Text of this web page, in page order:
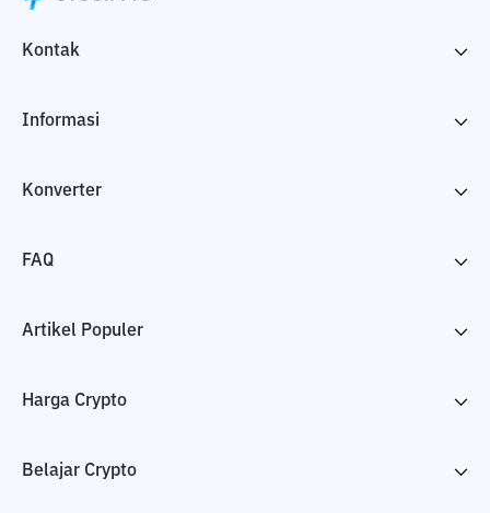
Kontak
Informasi
Konverter
FAQ
Artikel Populer
Harga Crypto
Belajar Crypto